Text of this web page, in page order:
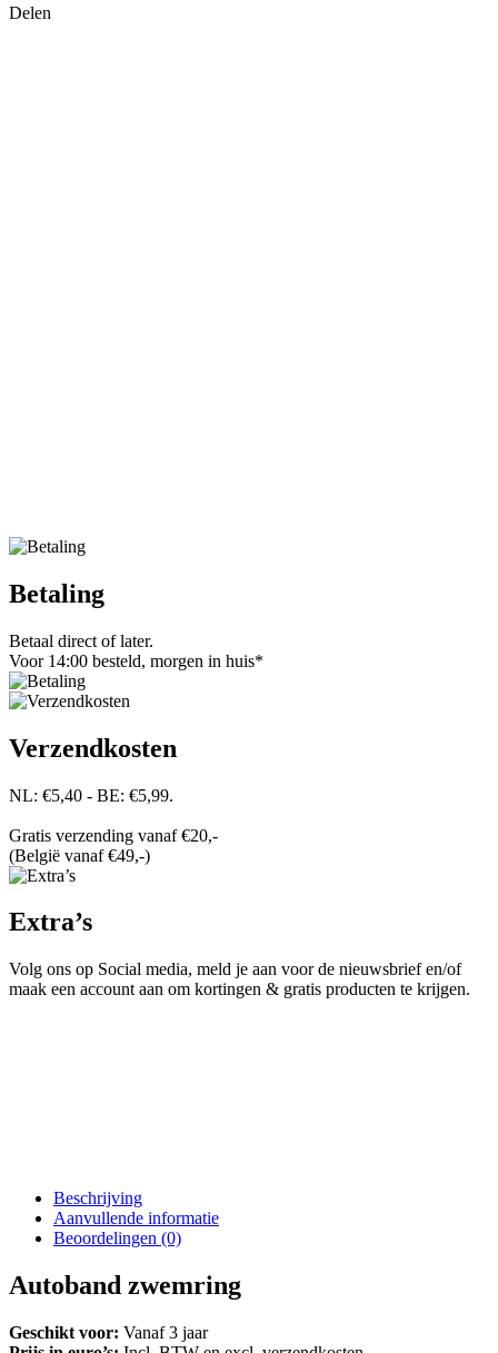
Delen
Betaling
Betaal direct of later.
Voor 14:00 besteld, morgen in huis*
Verzendkosten
NL: €5,40 - BE: €5,99.
Gratis verzending vanaf €20,-
(België vanaf €49,-)
Extra’s
Volg ons op Social media, meld je aan voor de nieuwsbrief en/of
maak een account aan om kortingen & gratis producten te krijgen.
Beschrijving
Aanvullende informatie
Beoordelingen (0)
Autoband zwemring
Geschikt voor: Vanaf 3 jaar